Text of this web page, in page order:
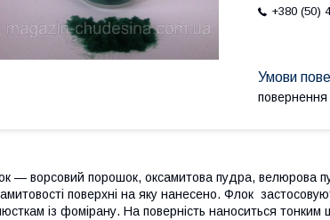
+380 (50)
повернення
— ворсовий порошок, оксамитова пудра, велюрова
поверхні на яку нанесено. Флок
із фомірану. На поверність наноситься